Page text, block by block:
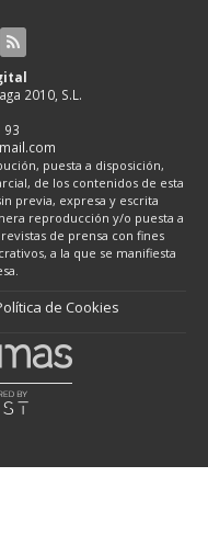
2010, S.L.
93
puesta a disposición,
de los contenidos de esta
previa, expresa y escrita
reproducción y/o puesta a
de prensa con fines
a la que se manifiesta
de Cookies